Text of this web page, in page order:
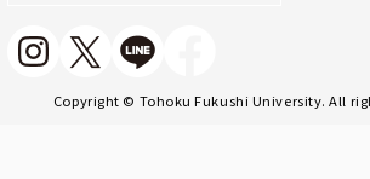
Copyright © Tohoku Fukushi University. All